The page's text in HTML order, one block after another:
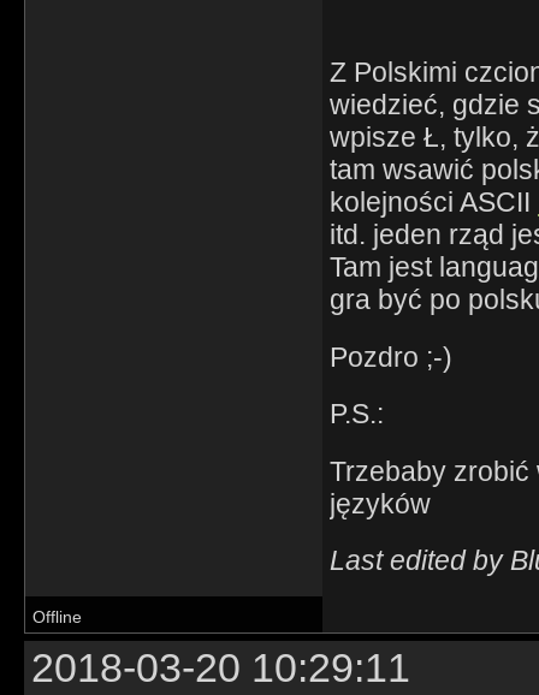
Z Polskimi
wiedzieć, gdzie
wpisze Ł, tylko,
tam wsawić
kolejności ASCII
itd. jeden rząd
Tam jest
gra być po
Pozdro ;-)
P.S.:
Trzebaby
języków
Last edited by
Offline
2018-03-20 10:29:11